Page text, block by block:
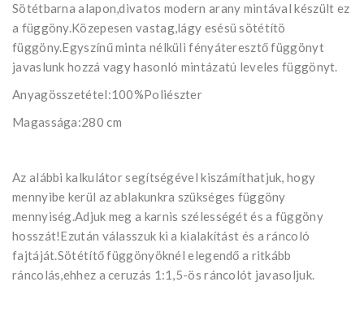
Sötétbarna alapon,divatos modern arany mintával készült ez
a függöny.Közepesen vastag,lágy esésü sötétítö
függöny.Egyszínű minta nélküli fényáteresztő függönyt
javaslunk hozzá vagy hasonló mintázatú leveles függönyt.
Anyagösszetétel:100%Poliészter
Magassága:280 cm
Az alábbi kalkulátor segítségével kiszámíthatjuk, hogy
mennyibe kerül az ablakunkra szükséges függöny
mennyiség.Adjuk meg a karnis szélességét és a függöny
hosszát!Ezután válasszuk ki a kialakítást és a ráncoló
fajtáját.Sötétítő függönyöknél elegendő a ritkább
ráncolás,ehhez a ceruzás 1:1,5-ös ráncolót javasoljuk.